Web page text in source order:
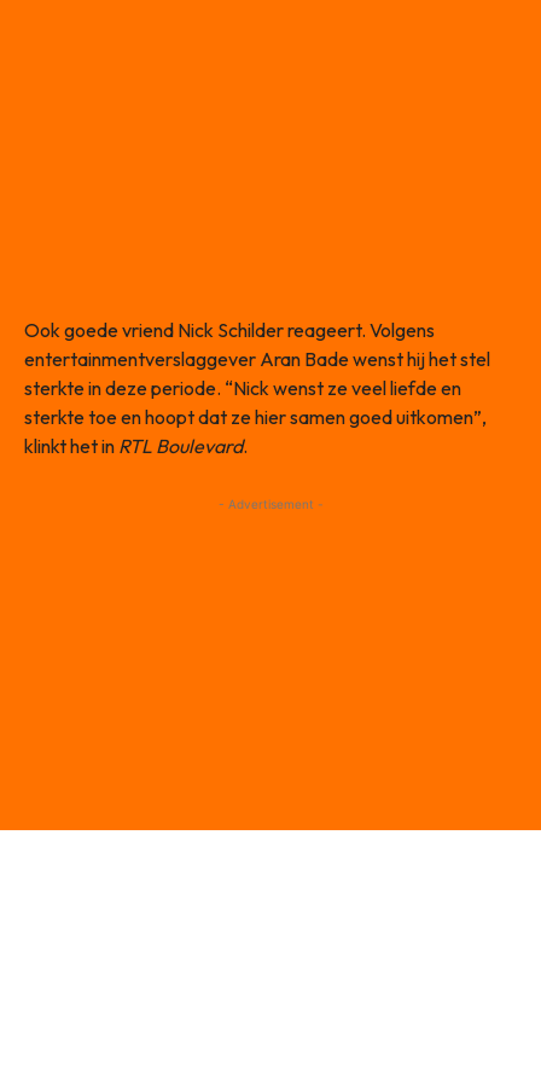
Ook goede vriend Nick Schilder reageert. Volgens
entertainmentverslaggever Aran Bade wenst hij het stel
sterkte in deze periode. “Nick wenst ze veel liefde en
sterkte toe en hoopt dat ze hier samen goed uitkomen”,
klinkt het in RTL Boulevard.
- Advertisement -